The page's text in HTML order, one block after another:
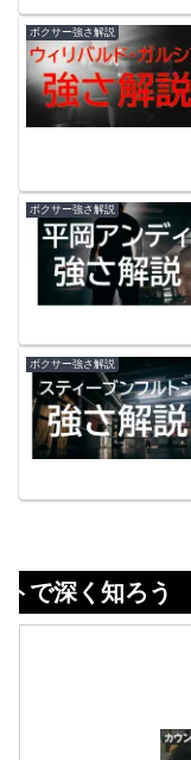
ボクサー強さ解説
ボクサー強さ解説
ボクサー強さ解説
ろう